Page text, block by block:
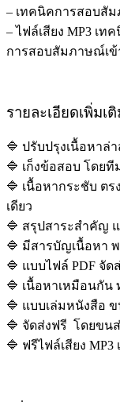
– เทคนิคการสอบสั
– ไฟล์เสียง MP3 เ
การสอบสัมภาษณ์เข้
รายละเอียดเพิ่มเ
🔷 ปรับปรุงเนื้อหาล่
🔷 เก็งข้อสอบ โดย
🔷 เนื้อหากระชับ ตร
เดียว
🔷 สรุปสาระสำคัญ
🔷 มีสารบัญเนื้อหา
🔷 แบบไฟล์ PDF จั
🔷 เนื้อหาเหมือนกัน
🔷 แบบเล่มหนังสือ
🔷 จัดส่งฟรี โดยขนส่
🔷 ฟรีไฟล์เสียง